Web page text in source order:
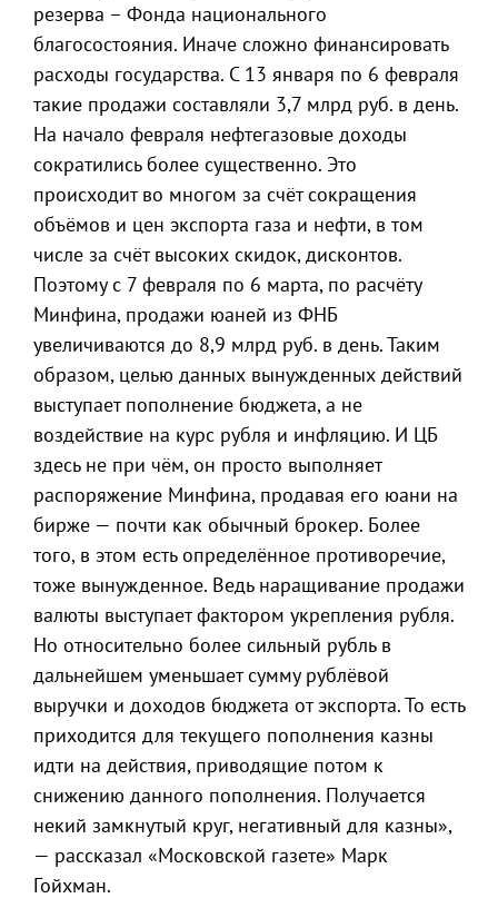
резерва – Фонда национального
благосостояния. Иначе сложно финансировать
расходы государства. С 13 января по 6 февраля
такие продажи составляли 3,7 млрд руб. в день.
На начало февраля нефтегазовые доходы
сократились более существенно. Это
происходит во многом за счёт сокращения
объёмов и цен экспорта газа и нефти, в том
числе за счёт высоких скидок, дисконтов.
Поэтому с 7 февраля по 6 марта, по расчёту
Минфина, продажи юаней из ФНБ
увеличиваются до 8,9 млрд руб. в день. Таким
образом, целью данных вынужденных действий
выступает пополнение бюджета, а не
воздействие на курс рубля и инфляцию. И ЦБ
здесь не при чём, он просто выполняет
распоряжение Минфина, продавая его юани на
бирже — почти как обычный брокер. Более
того, в этом есть определённое противоречие,
тоже вынужденное. Ведь наращивание продажи
валюты выступает фактором укрепления рубля.
Но относительно более сильный рубль в
дальнейшем уменьшает сумму рублёвой
выручки и доходов бюджета от экспорта. То есть
приходится для текущего пополнения казны
идти на действия, приводящие потом к
снижению данного пополнения. Получается
некий замкнутый круг, негативный для казны»,
— рассказал «Московской газете» Марк
Гойхман.